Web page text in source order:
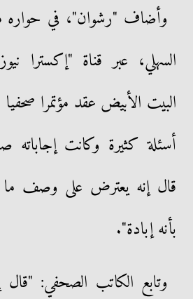
وأضاف "رشوان"، في حواره
السهلي، عبر قناة "إكسترا
البيت الأبيض عقد مؤتمرا
أسئلة كثيرة وكانت إجاباته
قال إنه يعترض على وصف
بأنه إبادة".
وتابع الكاتب الصحفي: